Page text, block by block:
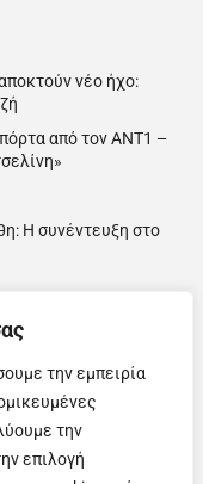
την εμπειρία
την
επιλογή
νέο ήχο:
από τον ΑΝΤ1 –
Η συνέντευξη στο